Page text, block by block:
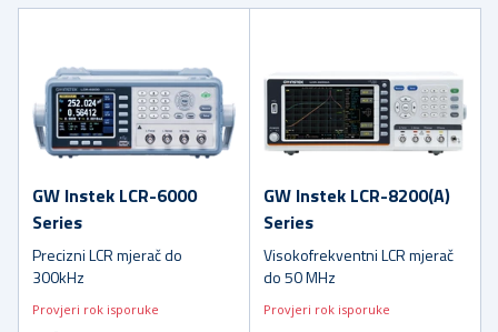
GW Instek LCR-6000
Series
Precizni LCR mjerač do
300kHz
Provjeri rok isporuke
GW Instek LCR-8200(A)
Series
Visokofrekventni LCR mjerač
do 50 MHz
Provjeri rok isporuke